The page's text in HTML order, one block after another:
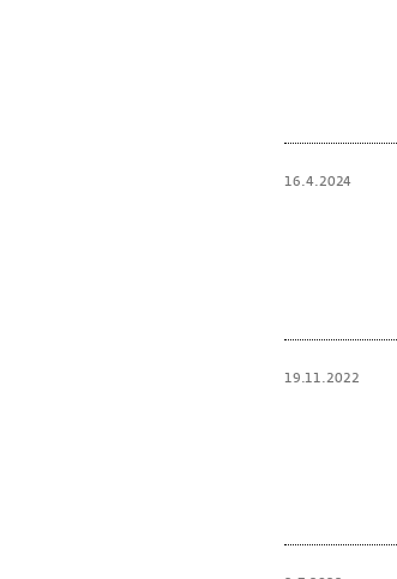
16.4.2024
19.11.2022